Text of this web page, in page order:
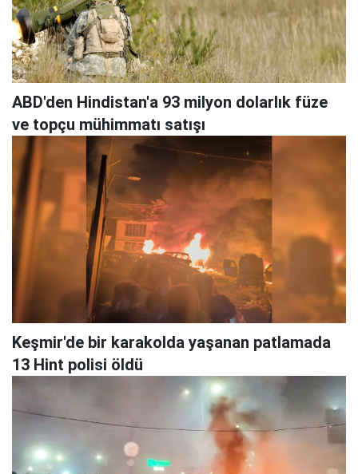
ABD'den Hindistan'a 93 milyon dolarlık füze
ve topçu mühimmatı satışı
Keşmir'de bir karakolda yaşanan patlamada
13 Hint polisi öldü